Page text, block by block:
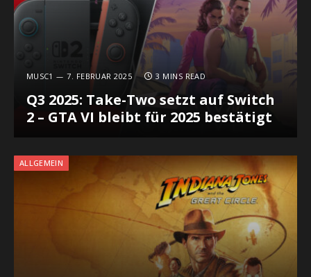
MUSC1 7. FEBRUAR 2025 3 MINS READ
Q3 2025: Take-Two setzt auf Switch
2 – GTA VI bleibt für 2025 bestätigt
ALLGEMEIN